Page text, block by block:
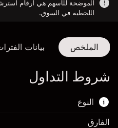
الموضحة للأسهم هي أرقام
اللحظية في السوق.
الملخص بيانات
شروط التداول
النوع
الفارق